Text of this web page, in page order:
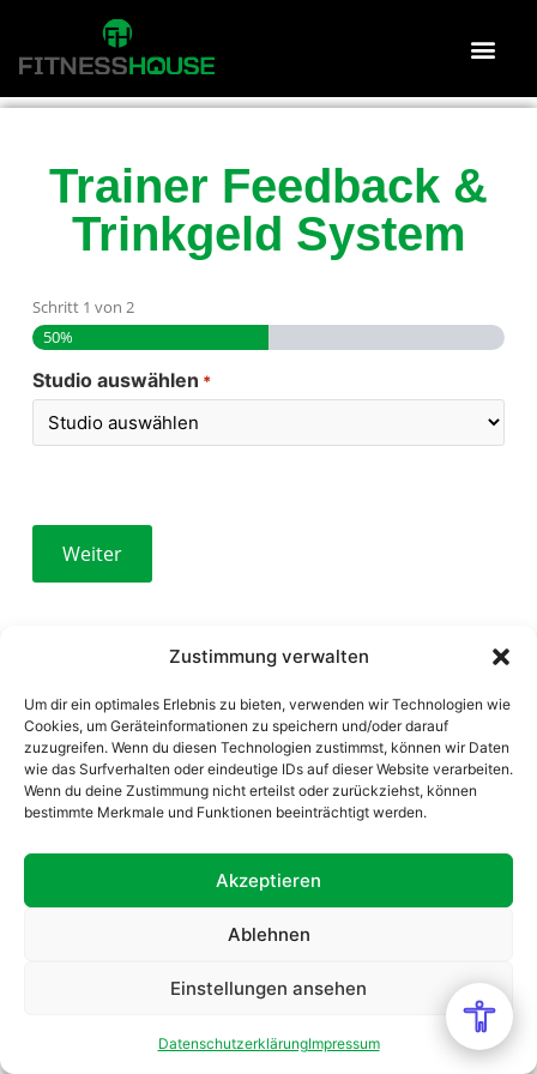
Zustimmung verwalten
Um dir ein optimales Erlebnis zu bieten, verwenden wir Technologien wie
Cookies, um Geräteinformationen zu speichern und/oder darauf
zuzugreifen. Wenn du diesen Technologien zustimmst, können wir Daten
wie das Surfverhalten oder eindeutige IDs auf dieser Website verarbeiten.
Wenn du deine Zustimmung nicht erteilst oder zurückziehst, können
bestimmte Merkmale und Funktionen beeinträchtigt werden.
Akzeptieren
Ablehnen
Einstellungen ansehen
DatenschutzerklärungImpressum
Trainer Feedback &
Trinkgeld System
Schritt 1 von 2
50%
Studio auswählen *
|AGB|Datenschutz